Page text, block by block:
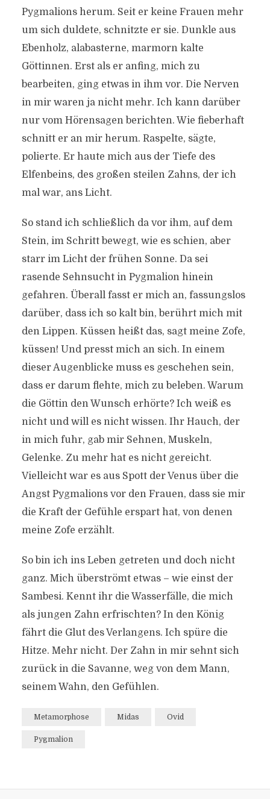
Pygmalions herum. Seit er keine Frauen mehr
um sich duldete, schnitzte er sie. Dunkle aus
Ebenholz, alabasterne, marmorn kalte
Göttinnen. Erst als er anfing, mich zu
bearbeiten, ging etwas in ihm vor. Die Nerven
in mir waren ja nicht mehr. Ich kann darüber
nur vom Hörensagen berichten. Wie fieberhaft
schnitt er an mir herum. Raspelte, sägte,
polierte. Er haute mich aus der Tiefe des
Elfenbeins, des großen steilen Zahns, der ich
mal war, ans Licht.
So stand ich schließlich da vor ihm, auf dem
Stein, im Schritt bewegt, wie es schien, aber
starr im Licht der frühen Sonne. Da sei
rasende Sehnsucht in Pygmalion hinein
gefahren. Überall fasst er mich an, fassungslos
darüber, dass ich so kalt bin, berührt mich mit
den Lippen. Küssen heißt das, sagt meine Zofe,
küssen! Und presst mich an sich. In einem
dieser Augenblicke muss es geschehen sein,
dass er darum flehte, mich zu beleben. Warum
die Göttin den Wunsch erhörte? Ich weiß es
nicht und will es nicht wissen. Ihr Hauch, der
in mich fuhr, gab mir Sehnen, Muskeln,
Gelenke. Zu mehr hat es nicht gereicht.
Vielleicht war es aus Spott der Venus über die
Angst Pygmalions vor den Frauen, dass sie mir
die Kraft der Gefühle erspart hat, von denen
meine Zofe erzählt.
So bin ich ins Leben getreten und doch nicht
ganz. Mich überströmt etwas – wie einst der
Sambesi. Kennt ihr die Wasserfälle, die mich
als jungen Zahn erfrischten? In den König
fährt die Glut des Verlangens. Ich spüre die
Hitze. Mehr nicht. Der Zahn in mir sehnt sich
zurück in die Savanne, weg von dem Mann,
seinem Wahn, den Gefühlen.
Metamorphose Midas Ovid
Pygmalion